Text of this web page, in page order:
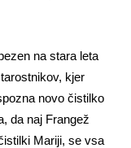
na stara leta
kjer
novo čistilko
da naj Frangež
Mariji, se vsa